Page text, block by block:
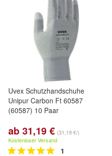
Uvex Schutzhandschuhe
Unipur Carbon Ft 60587
(60587) 10 Paar
ab 31,19 € (31,19 €/)
Kostenloser Versand
1